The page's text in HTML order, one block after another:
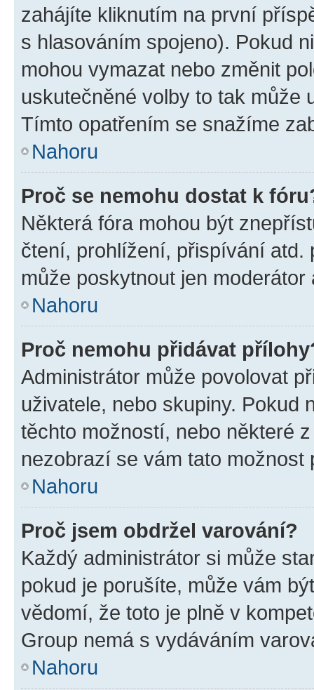
zahájíte kliknutím na první
s hlasováním spojeno). Pokud
mohou vymazat nebo změnit
uskutečněné volby to tak může
Tímto opatřením se snažíme
Nahoru
Proč se nemohu dostat k
Některá fóra mohou být
čtení, prohlížení, přispívání atd.
může poskytnout jen
Nahoru
Proč nemohu přidávat
Administrátor může povolovat
uživatele, nebo skupiny. Pokud
těchto možností, nebo některé
nezobrazí se vám tato
Nahoru
Proč jsem obdržel varování?
Každý administrátor si může
pokud je porušíte, může vám
vědomí, že toto je plně v
Group nemá s vydáváním
Nahoru